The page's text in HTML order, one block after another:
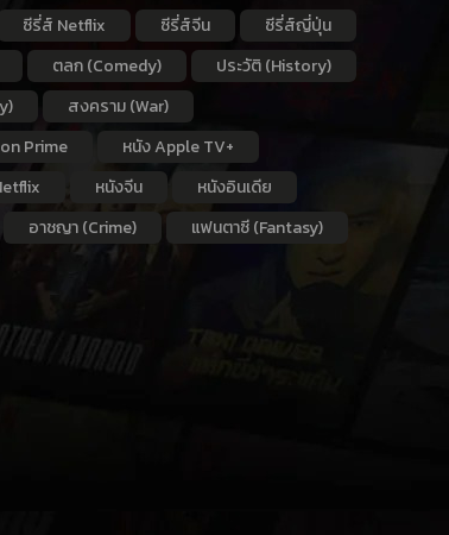
ซีรี่ส์ Netflix ซีรี่ส์จีน
ซีรี่ส์ญี่ปุ่น
ตลก (Comedy)
ประวัติ (History)
สงคราม (War)
Prime
หนัง Apple TV+
หนังจีน
หนังอินเดีย
อาชญา (Crime)
แฟนตาซี (Fantasy)